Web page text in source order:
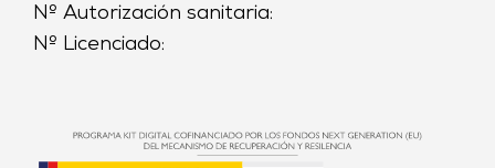
Nº Autorización sanitaria:
Nº Licenciado: